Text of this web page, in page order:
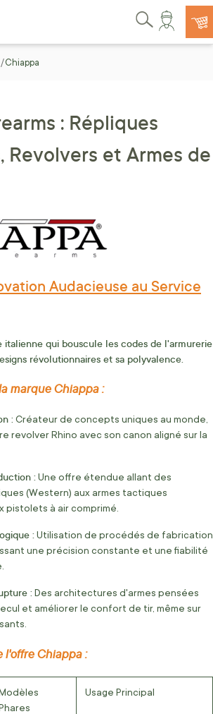
Rechercher
Chiappa
: Répliques
Revolvers et Armes de
Audacieuse au Service
italienne qui bouscule les codes de l'armurerie
révolutionnaires et sa polyvalence.
marque Chiappa :
: Créateur de concepts uniques au monde,
revolver Rhino avec son canon aligné sur la
: Une offre étendue allant des
(Western) aux armes tactiques
pistolets à air comprimé.
: Utilisation de procédés de fabrication
une précision constante et une fiabilité
: Des architectures d'armes pensées
et améliorer le confort de tir, même sur
Chiappa :
Usage Principal